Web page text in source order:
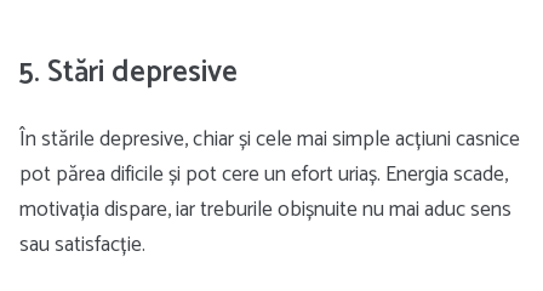
5. Stări depresive
În stările depresive, chiar și cele mai simple acțiuni casnice
pot părea dificile și pot cere un efort uriaș. Energia scade,
motivația dispare, iar treburile obișnuite nu mai aduc sens
sau satisfacție.